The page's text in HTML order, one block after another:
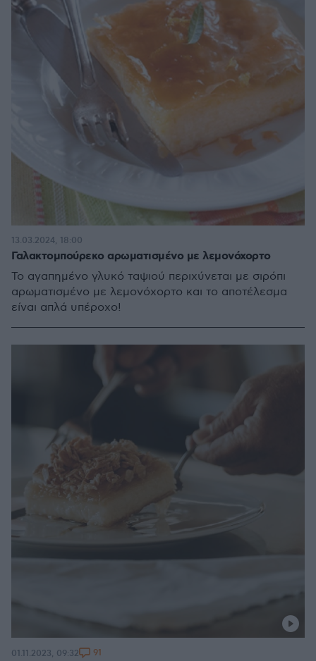
Γαλακτομπούρεκο αρωματισμένο με λεμονόχορτο
Το αγαπημένο γλυκό ταψιού περιχύνεται με σιρόπι
αρωματισμένο με λεμονόχορτο και το αποτέλεσμα
είναι απλά υπέροχο!
13.03.2024, 18:00
01.11.2023, 09:32 91